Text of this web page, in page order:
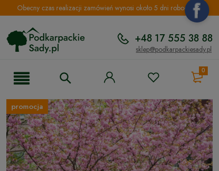
Obecny czas realizacji zamówień wynosi około 5 dni roboczych.
+48 17 555 38 88
sklep@podkarpackiesady.pl
0
promocja